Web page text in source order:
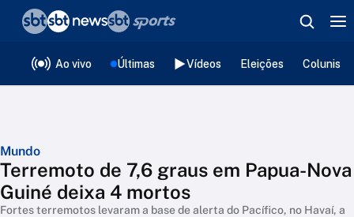
Ao vivo Últimas Vídeos Eleições
Mundo
Terremoto de 7,6 graus em Papua-Nova
Guiné deixa 4 mortos
Fortes terremotos levaram a base de alerta do Pacífico, no Havaí, a
❮voltar
Editorias